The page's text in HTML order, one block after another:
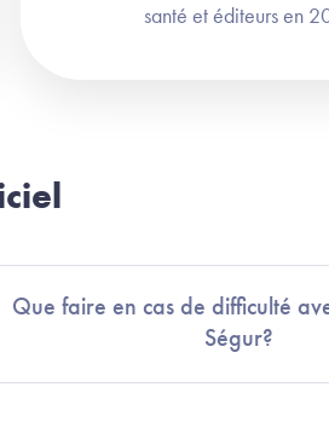
santé et éditeurs en
Que faire en cas de difficulté
Ségur?